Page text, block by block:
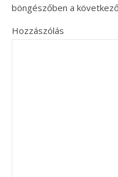
böngészőben a
Hozzászólás